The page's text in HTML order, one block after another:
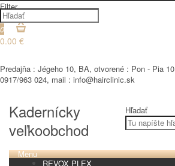
Filter
0
0.00 €
Predajňa : Jégeho 10, BA, otvorené : Pon - Pia
0917/963 024, mail : info@hairclinic.sk
Kadernícky
veľkoobchod
Hľadať
Menu
REVOX PLEX